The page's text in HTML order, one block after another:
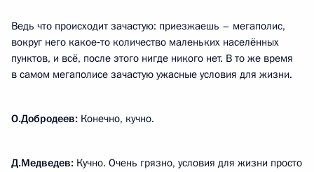
Ведь что происходит зачастую: приезжаешь – мегаполис,
вокруг него какое‑то количество маленьких населённых
пунктов, и всё, после этого нигде никого нет. В то же время
в самом мегаполисе зачастую ужасные условия для жизни.
О.Добродеев: Конечно, кучно.
Д.Медведев: Кучно. Очень грязно, условия для жизни просто